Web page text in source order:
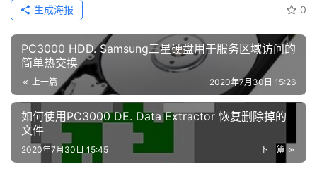
0
生成海报
PC3000 HDD. Samsung三星硬盘用于服务区域访问的
简单热交换
上一篇 2020年7月30日 15:26
如何使用PC3000 DE. Data Extractor 恢复删除掉的
文件
下一篇
2020年7月30日 15:45